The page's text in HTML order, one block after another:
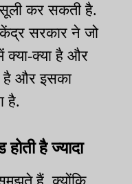
कर सकती है.
सरकार ने जो
क्या-क्या है और
है और इसका
है.
है ज्यादा